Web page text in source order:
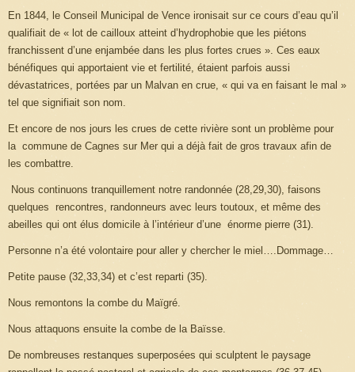
En 1844, le Conseil Municipal de Vence ironisait sur ce cours d’eau qu’il
qualifiait de « lot de cailloux atteint d’hydrophobie que les piétons
franchissent d’une enjambée dans les plus fortes crues ». Ces eaux
bénéfiques qui apportaient vie et fertilité, étaient parfois aussi
dévastatrices, portées par un Malvan en crue, « qui va en faisant le mal »
tel que signifiait son nom.
Et encore de nos jours les crues de cette rivière sont un problème pour
la commune de Cagnes sur Mer qui a déjà fait de gros travaux afin de
les combattre.
Nous continuons tranquillement notre randonnée (28,29,30), faisons
quelques rencontres, randonneurs avec leurs toutoux, et même des
abeilles qui ont élus domicile à l’intérieur d’une énorme pierre (31).
Personne n’a été volontaire pour aller y chercher le miel….Dommage…
Petite pause (32,33,34) et c’est reparti (35).
Nous remontons la combe du Maïgré.
Nous attaquons ensuite la combe de la Baïsse.
De nombreuses restanques superposées qui sculptent le paysage